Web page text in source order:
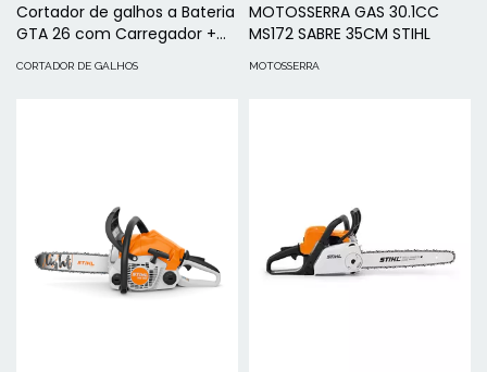
Cortador de galhos a Bateria
GTA 26 com Carregador +
CORTADOR DE GALHOS
MOTOSSERRA GAS 30.1CC
MS172 SABRE 35CM STIHL
MOTOSSERRA